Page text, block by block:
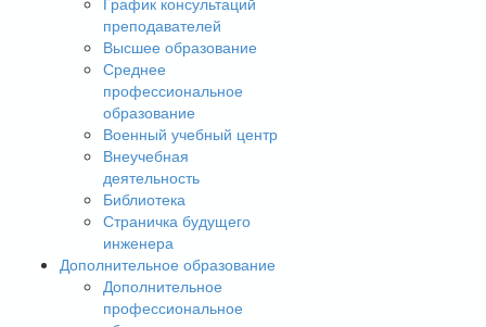
преподавателей
Высшее образование
Среднее
профессиональное
образование
Военный учебный центр
Внеучебная
деятельность
Библиотека
Страничка будущего
инженера
Дополнительное образование
Дополнительное
профессиональное